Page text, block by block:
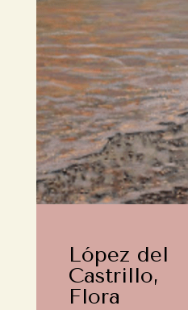
López del
Castrillo,
Flora